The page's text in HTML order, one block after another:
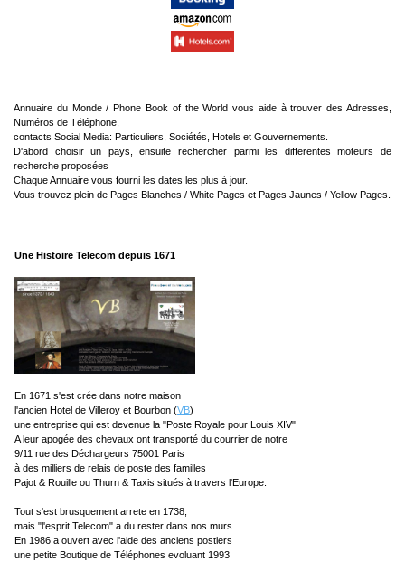
Annuaire du Monde / Phone Book of the World vous aide à trouver des Adresses,
Numéros de Téléphone,
contacts Social Media: Particuliers, Sociétés, Hotels et Gouvernements.
D'abord choisir un pays, ensuite rechercher parmi les differentes moteurs de
recherche proposées
Chaque Annuaire vous fourni les dates les plus à jour.
Vous trouvez plein de Pages Blanches / White Pages et Pages Jaunes / Yellow Pages.
Une Histoire Telecom depuis 1671
En 1671 s'est crée dans notre maison
l'ancien Hotel de Villeroy et Bourbon (VB)
une entreprise qui est devenue la "Poste Royale pour Louis XIV"
A leur apogée des chevaux ont transporté du courrier de notre
9/11 rue des Déchargeurs 75001 Paris
à des milliers de relais de poste des familles
Pajot & Rouille ou Thurn & Taxis situés à travers l'Europe.
Tout s'est brusquement arrete en 1738,
mais "l'esprit Telecom" a du rester dans nos murs ...
En 1986 a ouvert avec l'aide des anciens postiers
une petite Boutique de Téléphones evoluant 1993